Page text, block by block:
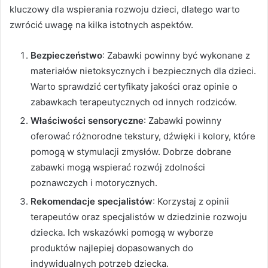
kluczowy dla wspierania rozwoju dzieci, dlatego warto
zwrócić uwagę na kilka istotnych aspektów.
Bezpieczeństwo: Zabawki powinny być wykonane z
materiałów nietoksycznych i bezpiecznych dla dzieci.
Warto sprawdzić certyfikaty jakości oraz opinie o
zabawkach terapeutycznych od innych rodziców.
Właściwości sensoryczne: Zabawki powinny
oferować różnorodne tekstury, dźwięki i kolory, które
pomogą w stymulacji zmysłów. Dobrze dobrane
zabawki mogą wspierać rozwój zdolności
poznawczych i motorycznych.
Rekomendacje specjalistów: Korzystaj z opinii
terapeutów oraz specjalistów w dziedzinie rozwoju
dziecka. Ich wskazówki pomogą w wyborze
produktów najlepiej dopasowanych do
indywidualnych potrzeb dziecka.